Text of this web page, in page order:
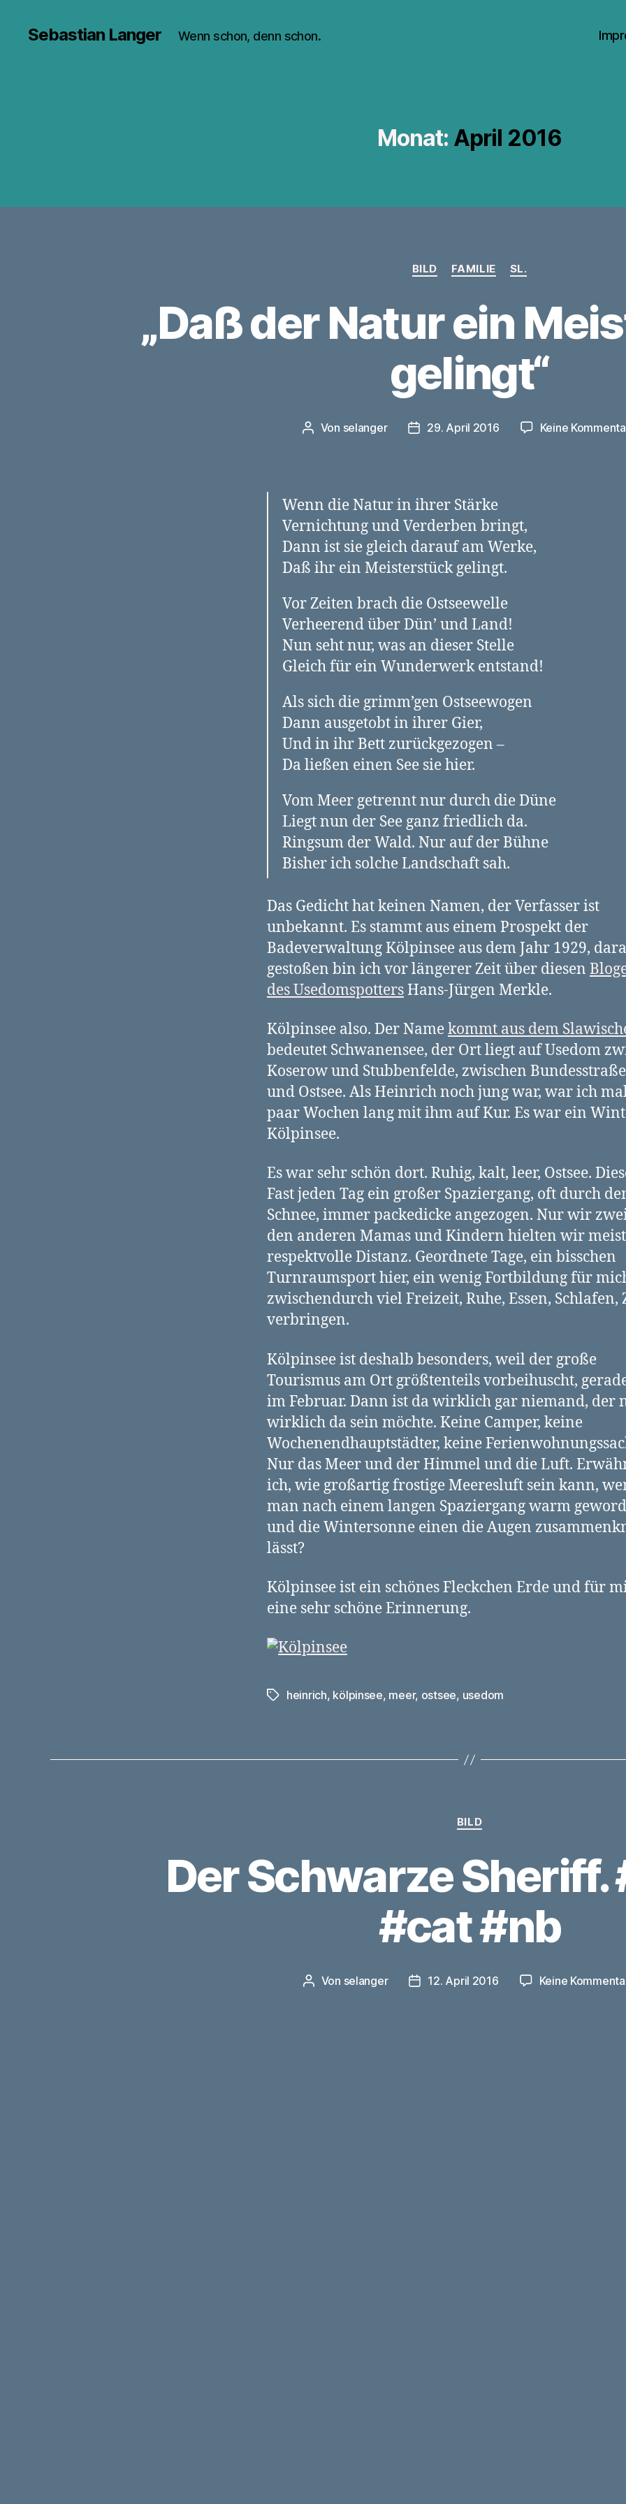
Sebastian Langer Wenn schon, denn schon.
Monat: April 2016
Kategorien
BILD FAMILIE SL.
„Daß der Natur ein
gelingt“
Beitragsautor
Von selanger Veröffentlichungsdatum
29. April 2016 Keine
Wenn die Natur in ihrer Stärke
Vernichtung und Verderben bringt,
Dann ist sie gleich darauf am Werke,
Daß ihr ein Meisterstück gelingt.
Vor Zeiten brach die Ostseewelle
Verheerend über Dün’ und Land!
Nun seht nur, was an dieser Stelle
Gleich für ein Wunderwerk entstand!
Als sich die grimm’gen Ostseewogen
Dann ausgetobt in ihrer Gier,
Und in ihr Bett zurückgezogen –
Da ließen einen See sie hier.
Vom Meer getrennt nur durch die Düne
Liegt nun der See ganz friedlich da.
Ringsum der Wald. Nur auf der Bühne
Bisher ich solche Landschaft sah.
Das Gedicht hat keinen Namen, der Verfasser ist
unbekannt. Es stammt aus einem Prospekt der
Badeverwaltung Kölpinsee aus dem Jahr 1929,
gestoßen bin ich vor längerer Zeit über diesen
des UsedomspottersHans-Jürgen Merkle.
Kölpinsee also. Der Namekommt aus dem
bedeutet Schwanensee, der Ort liegt auf Usedom
Koserow und Stubbenfelde, zwischen
und Ostsee. Als Heinrich noch jung war, war ich
paar Wochen lang mit ihm auf Kur. Es war ein
Kölpinsee.
Es war sehr schön dort. Ruhig, kalt, leer, Ostsee.
Fast jeden Tag ein großer Spaziergang, oft durch
Schnee, immer packedicke angezogen. Nur wir
den anderen Mamas und Kindern hielten wir meist
respektvolle Distanz. Geordnete Tage, ein bisschen
Turnraumsport hier, ein wenig Fortbildung für
zwischendurch viel Freizeit, Ruhe, Essen, Schlafen,
verbringen.
Kölpinsee ist deshalb besonders, weil der große
Tourismus am Ort größtenteils vorbeihuscht,
im Februar. Dann ist da wirklich gar niemand, der
wirklich da sein möchte. Keine Camper, keine
Wochenendhauptstädter, keine
Nur das Meer und der Himmel und die Luft.
ich, wie großartig frostige Meeresluft sein kann,
man nach einem langen Spaziergang warm
und die Wintersonne einen die Augen
lässt?
Kölpinsee ist ein schönes Fleckchen Erde und für
eine sehr schöne Erinnerung.
Schlagwörter
heinrich, kölpinsee, meer, ostsee, usedom
Kategorien
BILD
Der Schwarze Sheriff.
#cat #nb
Beitragsautor
Von selanger Veröffentlichungsdatum
12. April 2016 Keine